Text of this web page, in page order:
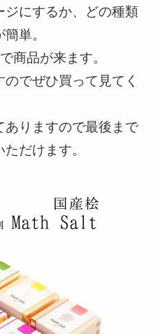
ジにするか、どの種類
単。
商品が来ます。
でぜひ買って見てく
ありますので最後まで
だけます。